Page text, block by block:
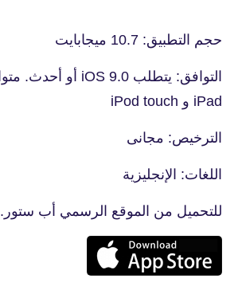
حجم التطبيق: 10.7 ميجابايت
iPad و iPod touch
الترخيص: مجانى
اللغات: الإنجليزية
للتحميل من الموقع الرسمي أب ستور.